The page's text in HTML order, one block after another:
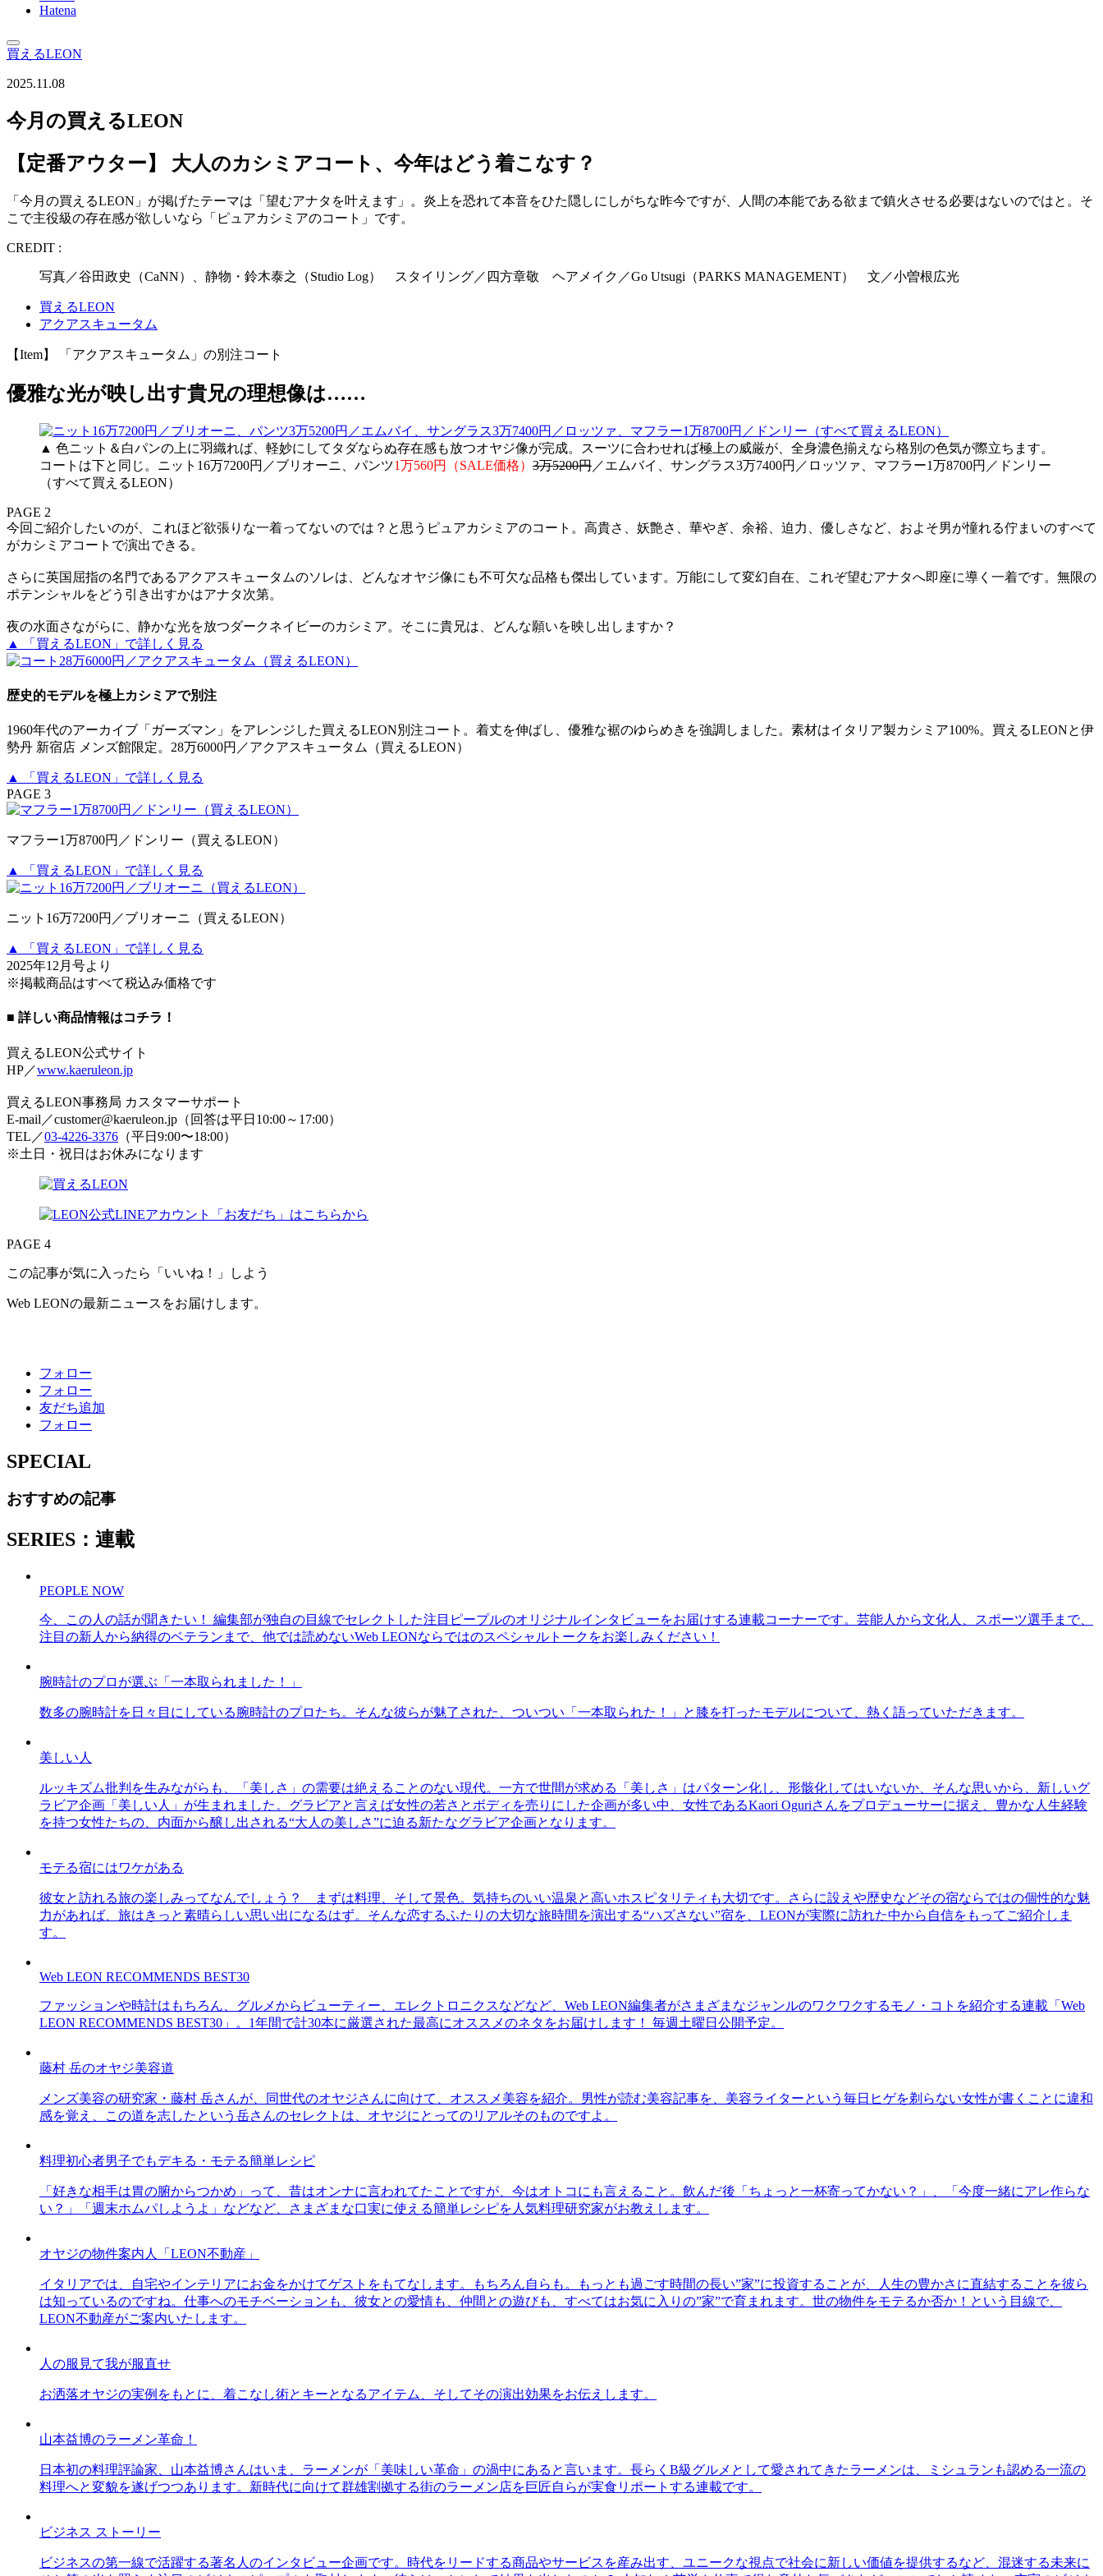
Hatena
買えるLEON
2025.11.08
今月の買えるLEON
【定番アウター】 大人のカシミアコート、今年はどう着こなす？
「今月の買えるLEON」が掲げたテーマは「望むアナタを叶えます」。炎上を恐れて本音をひた隠しにしがちな昨今ですが、人間の本能である欲まで鎮火させる必要はないのではと。そ
こで主役級の存在感が欲しいなら「ピュアカシミアのコート」です。
CREDIT :
写真／谷田政史（CaNN）、静物・鈴木泰之（Studio Log） スタイリング／四方章敬 ヘアメイク／Go Utsugi（PARKS MANAGEMENT） 文／小曽根広光
買えるLEON
アクアスキュータム
【Item】 「アクアスキュータム」の別注コート
優雅な光が映し出す貴兄の理想像は……
▲ 色ニット＆白パンの上に羽織れば、軽妙にしてタダならぬ存在感も放つオヤジ像が完成。スーツに合わせれば極上の威厳が、全身濃色揃えなら格別の色気が際立ちます。
コートは下と同じ。ニット16万7200円／ブリオーニ、パンツ1万560円（SALE価格） 3万5200円／エムバイ、サングラス3万7400円／ロッツァ、マフラー1万8700円／ドンリー
（すべて買えるLEON）
PAGE 2
今回ご紹介したいのが、これほど欲張りな一着ってないのでは？と思うピュアカシミアのコート。高貴さ、妖艶さ、華やぎ、余裕、迫力、優しさなど、およそ男が憧れる佇まいのすべて
がカシミアコートで演出できる。
さらに英国屈指の名門であるアクアスキュータムのソレは、どんなオヤジ像にも不可欠な品格も傑出しています。万能にして変幻自在、これぞ望むアナタへ即座に導く一着です。無限の
ポテンシャルをどう引き出すかはアナタ次第。
夜の水面さながらに、静かな光を放つダークネイビーのカシミア。そこに貴兄は、どんな願いを映し出しますか？
▲ 「買えるLEON」で詳しく見る
歴史的モデルを極上カシミアで別注
1960年代のアーカイブ「ガーズマン」をアレンジした買えるLEON別注コート。着丈を伸ばし、優雅な裾のゆらめきを強調しました。素材はイタリア製カシミア100%。買えるLEONと伊
勢丹 新宿店 メンズ館限定。28万6000円／アクアスキュータム（買えるLEON）
▲ 「買えるLEON」で詳しく見る
PAGE 3
マフラー1万8700円／ドンリー（買えるLEON）
▲ 「買えるLEON」で詳しく見る
ニット16万7200円／ブリオーニ（買えるLEON）
▲ 「買えるLEON」で詳しく見る
2025年12月号より
※掲載商品はすべて税込み価格です
■ 詳しい商品情報はコチラ！
買えるLEON公式サイト
HP／www.kaeruleon.jp
買えるLEON事務局 カスタマーサポート
E-mail／customer@kaeruleon.jp（回答は平日10:00～17:00）
TEL／03-4226-3376 （平日9:00〜18:00）
※土日・祝日はお休みになります
PAGE 4
この記事が気に入ったら「いいね！」しよう
Web LEONの最新ニュースをお届けします。
フォロー
フォロー
友だち追加
フォロー
SPECIAL
おすすめの記事
SERIES：連載
PEOPLE NOW
今、この人の話が聞きたい！ 編集部が独自の目線でセレクトした注目ピープルのオリジナルインタビューをお届けする連載コーナーです。芸能人から文化人、スポーツ選手まで、
注目の新人から納得のベテランまで、他では読めないWeb LEONならではのスペシャルトークをお楽しみください！
腕時計のプロが選ぶ「一本取られました！」
数多の腕時計を日々目にしている腕時計のプロたち。そんな彼らが魅了された、ついつい「一本取られた！」と膝を打ったモデルについて、熱く語っていただきます。
美しい人
ルッキズム批判を生みながらも、「美しさ」の需要は絶えることのない現代。一方で世間が求める「美しさ」はパターン化し、形骸化してはいないか、そんな思いから、新しいグ
ラビア企画「美しい人」が生まれました。グラビアと言えば女性の若さとボディを売りにした企画が多い中、女性であるKaori Oguriさんをプロデューサーに据え、豊かな人生経験
を持つ女性たちの、内面から醸し出される“大人の美しさ”に迫る新たなグラビア企画となります。
モテる宿にはワケがある
彼女と訪れる旅の楽しみってなんでしょう？ まずは料理、そして景色。気持ちのいい温泉と高いホスピタリティも大切です。さらに設えや歴史などその宿ならではの個性的な魅
力があれば、旅はきっと素晴らしい思い出になるはず。そんな恋するふたりの大切な旅時間を演出する“ハズさない”宿を、LEONが実際に訪れた中から自信をもってご紹介しま
す。
Web LEON RECOMMENDS BEST30
ファッションや時計はもちろん、グルメからビューティー、エレクトロニクスなどなど、Web LEON編集者がさまざまなジャンルのワクワクするモノ・コトを紹介する連載「Web
LEON RECOMMENDS BEST30」。1年間で計30本に厳選された最高にオススメのネタをお届けします！ 毎週土曜日公開予定。
藤村 岳のオヤジ美容道
メンズ美容の研究家・藤村 岳さんが、同世代のオヤジさんに向けて、オススメ美容を紹介。男性が読む美容記事を、美容ライターという毎日ヒゲを剃らない女性が書くことに違和
感を覚え、この道を志したという岳さんのセレクトは、オヤジにとってのリアルそのものですよ。
料理初心者男子でもデキる・モテる簡単レシピ
「好きな相手は胃の腑からつかめ」って、昔はオンナに言われてたことですが、今はオトコにも言えること。飲んだ後「ちょっと一杯寄ってかない？」、「今度一緒にアレ作らな
い？」「週末ホムパしようよ」などなど、さまざまな口実に使える簡単レシピを人気料理研究家がお教えします。
オヤジの物件案内人「LEON不動産」
イタリアでは、自宅やインテリアにお金をかけてゲストをもてなします。もちろん自らも。もっとも過ごす時間の長い”家”に投資することが、人生の豊かさに直結することを彼ら
は知っているのですね。仕事へのモチベーションも、彼女との愛情も、仲間との遊びも、すべてはお気に入りの”家”で育まれます。世の物件をモテるか否か！という目線で、
LEON不動産がご案内いたします。
人の服見て我が服直せ
お洒落オヤジの実例をもとに、着こなし術とキーとなるアイテム、そしてその演出効果をお伝えします。
山本益博のラーメン革命！
日本初の料理評論家、山本益博さんはいま、ラーメンが「美味しい革命」の渦中にあると言います。長らくB級グルメとして愛されてきたラーメンは、ミシュランも認める一流の
料理へと変貌を遂げつつあります。新時代に向けて群雄割拠する街のラーメン店を巨匠自らが実食リポートする連載です。
ビジネス ストーリー
ビジネスの第一線で活躍する著名人のインタビュー企画です。時代をリードする商品やサービスを産み出す、ユニークな視点で社会に新しい価値を提供するなど、混迷する未来に